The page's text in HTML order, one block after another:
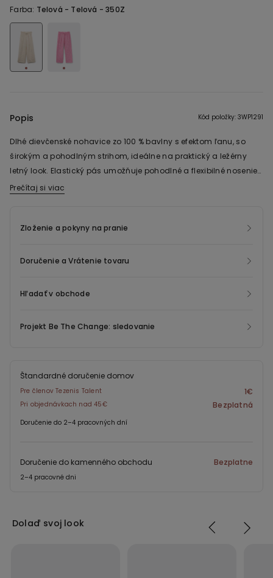
Farba: Telová - Telová - 350Z
Popis Kód položky: 3WP1291
Dlhé dievčenské nohavice zo 100 % bavlny s efektom ľanu, so
širokým a pohodlným strihom, ideálne na praktický a ležérny
letný look. Elastický pás umožňuje pohodlné a flexibilné nosenie
a rovná nohavica poskytuje maximálnu voľnosť pohybu. Ľahký
Prečítaj si viac
Zloženie a pokyny na pranie
Doručenie a Vrátenie tovaru
Hľadať v obchode
Projekt Be The Change: sledovanie
Štandardné doručenie domov
Pre členov Tezenis Talent 1€
Pri objednávkach nad 45€ Bezplatná
Doručenie do 2–4 pracovných dní
Doručenie do kamenného obchodu Bezplatne
2–4 pracovné dni
Dolaď svoj look